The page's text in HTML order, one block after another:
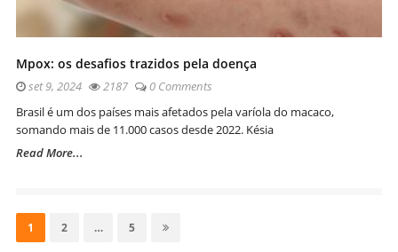
Mpox: os desafios trazidos pela doença
set 9, 2024 2187
0 Comments
Brasil é um dos países mais afetados pela varíola do macaco,
somando mais de 11.000 casos desde 2022. Késia
Read More...
porPage
1 Page
2 … Page
5